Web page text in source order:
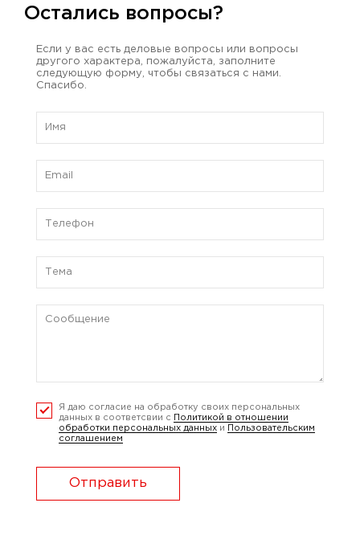
Остались вопросы?
Если у вас есть деловые вопросы или вопросы
другого характера, пожалуйста, заполните
следующую форму, чтобы связаться с нами.
Спасибо.
Я даю согласие на обработку своих персональных
данных в соответсвии с
Политикой в отношении
обработки персональных данных и
Пользовательским
соглашением
Отправить